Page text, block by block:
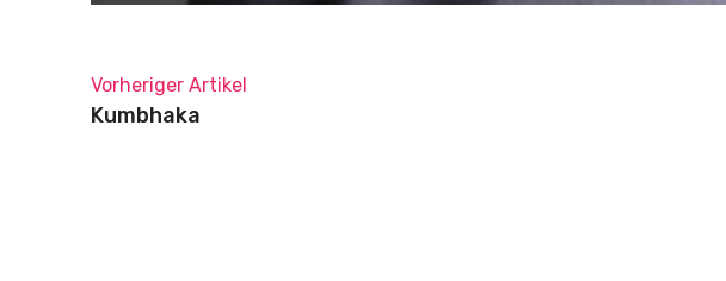
Vorheriger Artikel
Kumbhaka